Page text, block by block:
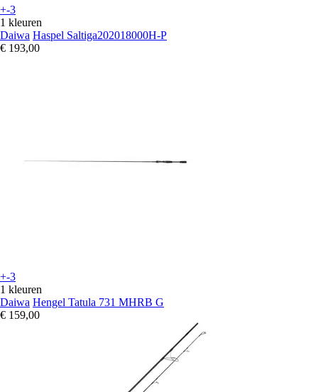
+-3
1 kleuren
Daiwa Haspel Saltiga202018000H-P
€ 193,00
+-3
1 kleuren
Daiwa Hengel Tatula 731 MHRB G
€ 159,00